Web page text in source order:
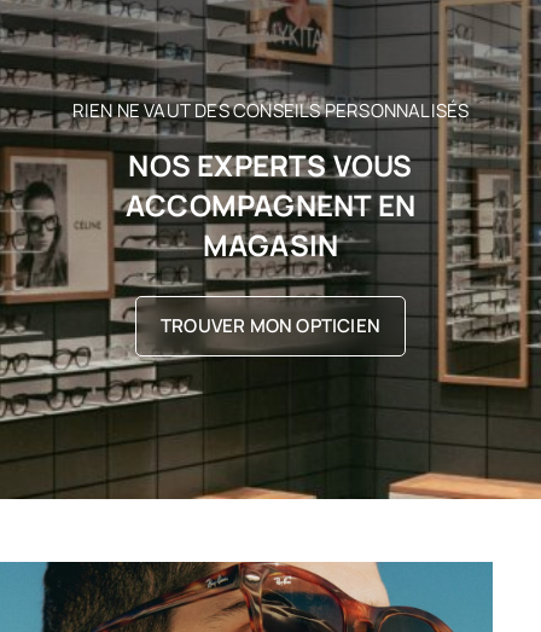
RIEN NE VAUT DES CONSEILS PERSONNALISÉS
NOS EXPERTS VOUS
ACCOMPAGNENT EN
MAGASIN
TROUVER MON OPTICIEN